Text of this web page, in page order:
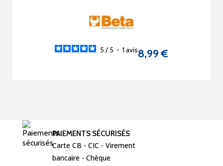
5 / 5 - 1 avis8,99 €
PAIEMENTS SÉCURISÉS
Carte CB - CIC - Virement
bancaire - Chèque